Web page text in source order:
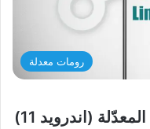
رومات معدلة
تحميل روم LineageOS 18.1 المعدّلة (اندرويد 11)